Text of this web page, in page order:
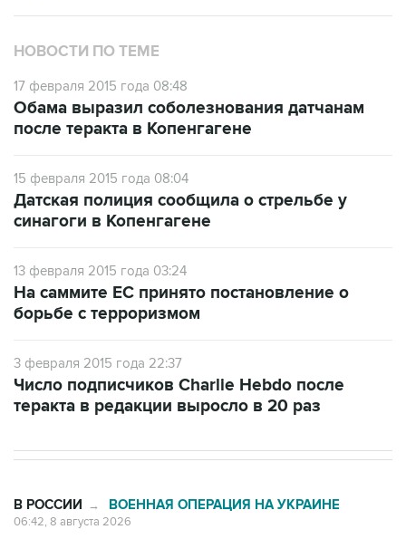
НОВОСТИ ПО ТЕМЕ
17 февраля 2015 года 08:48
Обама выразил соболезнования датчанам
после теракта в Копенгагене
15 февраля 2015 года 08:04
Датская полиция сообщила о стрельбе у
синагоги в Копенгагене
13 февраля 2015 года 03:24
На саммите ЕС принято постановление о
борьбе с терроризмом
3 февраля 2015 года 22:37
Число подписчиков Charlie Hebdo после
теракта в редакции выросло в 20 раз
В РОССИИ → ВОЕННАЯ ОПЕРАЦИЯ НА УКРАИНЕ
06:42, 8 августа 2026